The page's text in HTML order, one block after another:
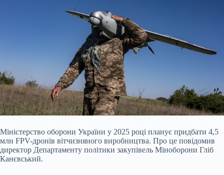
Міністерство оборони України у 2025 році планує придбати 4,5
млн FPV-дронів вітчизняного виробництва. Про це повідомив
директор Департаменту політики закупівель Міноборони Гліб
Канєвський.